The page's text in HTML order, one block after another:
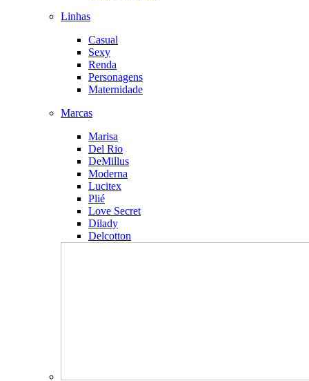
Linhas
Casual
Sexy
Renda
Personagens
Maternidade
Marcas
Marisa
Del Rio
DeMillus
Moderna
Lucitex
Plié
Love Secret
Dilady
Delcotton